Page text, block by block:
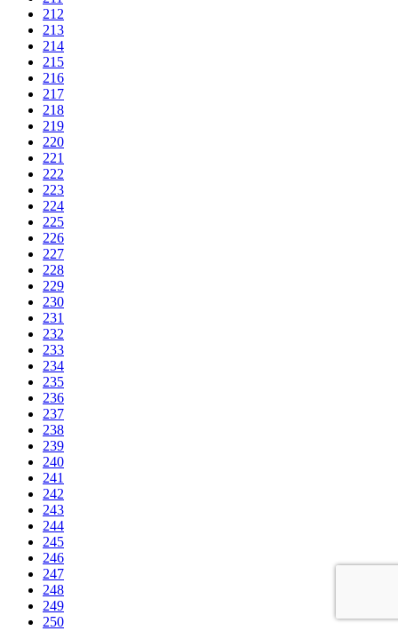
212
213
214
215
216
217
218
219
220
221
222
223
224
225
226
227
228
229
230
231
232
233
234
235
236
237
238
239
240
241
242
243
244
245
246
247
248
249
250